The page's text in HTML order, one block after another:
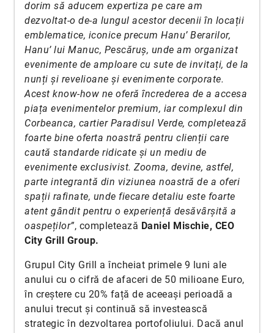
dorim să aducem expertiza pe care am
dezvoltat-o de-a lungul acestor decenii în locații
emblematice, iconice precum Hanu’ Berarilor,
Hanu’ lui Manuc, Pescăruș, unde am organizat
evenimente de amploare cu sute de invitați, de la
nunți și revelioane și evenimente corporate.
Acest know-how ne oferă încrederea de a accesa
piața evenimentelor premium, iar complexul din
Corbeanca, cartier Paradisul Verde, completează
foarte bine oferta noastră pentru clienții care
caută standarde ridicate și un mediu de
evenimente exclusivist. Zooma, devine, astfel,
parte integrantă din viziunea noastră de a oferi
spații rafinate, unde fiecare detaliu este foarte
atent gândit pentru o experiență desăvârșită a
oaspeților”, completează Daniel Mischie, CEO
City Grill Group.
Grupul City Grill a încheiat primele 9 luni ale
anului cu o cifră de afaceri de 50 milioane Euro,
în creștere cu 20% față de aceeași perioadă a
anului trecut și continuă să investească
strategic în dezvoltarea portofoliului. Dacă anul